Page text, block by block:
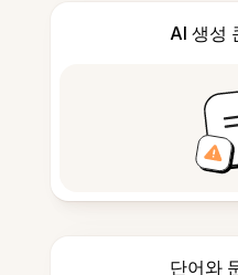
AI 생성
단어와